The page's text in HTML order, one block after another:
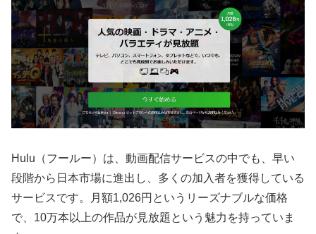
Hulu（フールー）は、動画配信サービスの中でも、早い
段階から日本市場に進出し、多くの加入者を獲得している
サービスです。月額1,026円というリーズナブルな価格
で、10万本以上の作品が見放題という魅力を持っていま